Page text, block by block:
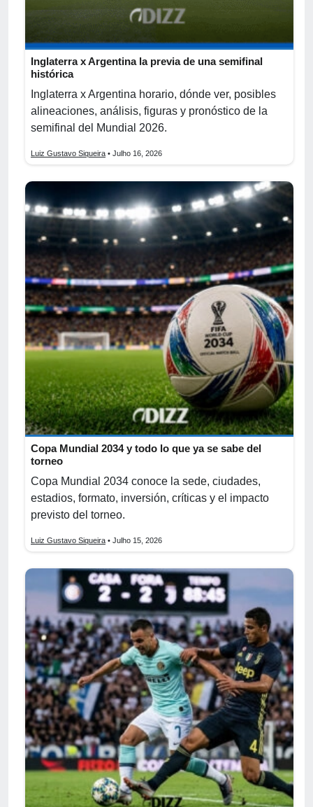
Inglaterra x Argentina la previa de una semifinal
histórica
Inglaterra x Argentina horario, dónde ver, posibles
alineaciones, análisis, figuras y pronóstico de la
semifinal del Mundial 2026.
Luiz Gustavo Siqueira • Julho 16, 2026
Copa Mundial 2034 y todo lo que ya se sabe del
torneo
Copa Mundial 2034 conoce la sede, ciudades,
estadios, formato, inversión, críticas y el impacto
previsto del torneo.
Luiz Gustavo Siqueira • Julho 15, 2026